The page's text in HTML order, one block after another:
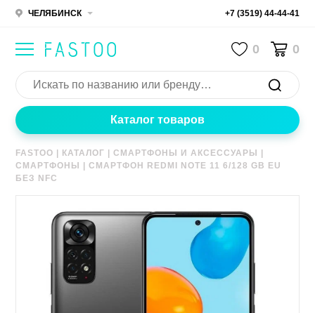
ЧЕЛЯБИНСК +7 (3519) 44-44-41
0 0
Каталог товаров
FASTOO КАТАЛОГ |СМАРТФОНЫ И АКСЕССУАРЫ
СМАРТФОНЫ
|СМАРТФОН REDMI NOTE 11 6/128 GB EU
БЕЗ NFC